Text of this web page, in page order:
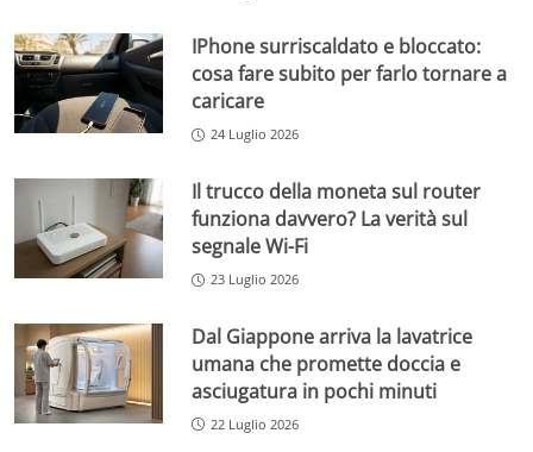
IPhone surriscaldato e bloccato:
cosa fare subito per farlo tornare a
caricare
24 Luglio 2026
Il trucco della moneta sul router
funziona davvero? La verità sul
segnale Wi-Fi
23 Luglio 2026
Dal Giappone arriva la lavatrice
umana che promette doccia e
asciugatura in pochi minuti
22 Luglio 2026